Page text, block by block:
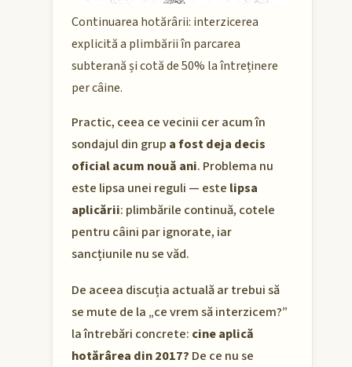
Continuarea hotărârii: interzicerea
explicită a plimbării în parcarea
subterană și cotă de 50% la întreținere
per câine.
Practic, ceea ce vecinii cer acum în
sondajul din grup a fost deja decis
oficial acum nouă ani. Problema nu
este lipsa unei reguli — este lipsa
aplicării: plimbările continuă, cotele
pentru câini par ignorate, iar
sancțiunile nu se văd.
De aceea discuția actuală ar trebui să
se mute de la „ce vrem să interzicem?”
la întrebări concrete: cine aplică
hotărârea din 2017? De ce nu se